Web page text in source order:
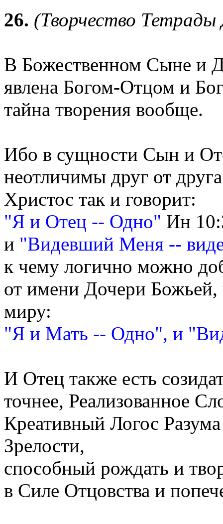
26. (Творчество Тетрады
В Божественном Сыне и
явлена Богом-Отцом и
тайна творения вообще.
Ибо в сущности Сын и
неотличимы друг от
Христос так и говорит:
"Я и Отец -- Одно" Ин
и "Видевший Меня --
к чему логично можно
от имени Дочери Божьей,
миру:
"Я и Мать -- Одно", и
И Отец также есть
точнее, Реализованное
Креативный Логос
Зрелости,
способный рождать и
в Силе Отцовства и